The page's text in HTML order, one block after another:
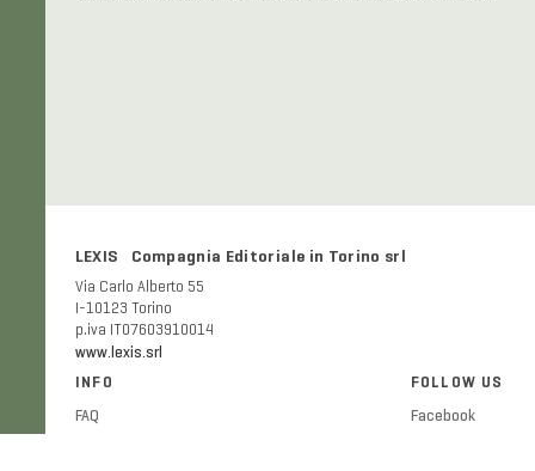
LEXIS Compagnia Editoriale in Torino srl
Via Carlo Alberto 55
I-10123 Torino
p.iva IT07603910014
www.lexis.srl
INFO
FAQ
FOLLOW US
Facebook